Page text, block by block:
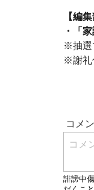
【編
・「
※抽選
※謝礼